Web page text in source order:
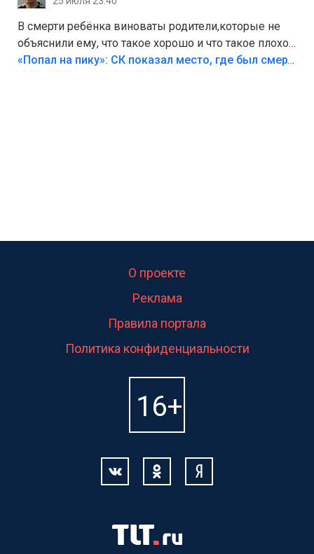
В смерти ребёнка виноваты родители,которые не
объяснили ему, что такое хорошо и что такое плохо!
Лезть через такой забор,верх безумия,есть же
«Попал на пику»: СК показал место, где был смертельно травмирован ребенок в Тольятти
О проекте
Реклама
Правила портала
Политика конфиденциальности